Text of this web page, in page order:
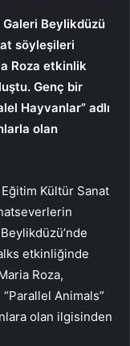
Galeri Beylikdüzü
söyleşileri
Roza etkinlik
Genç bir
Hayvanlar” adlı
olan
Kültür Sanat
etkinliğinde
Roza,
Animals”
olan ilgisinden